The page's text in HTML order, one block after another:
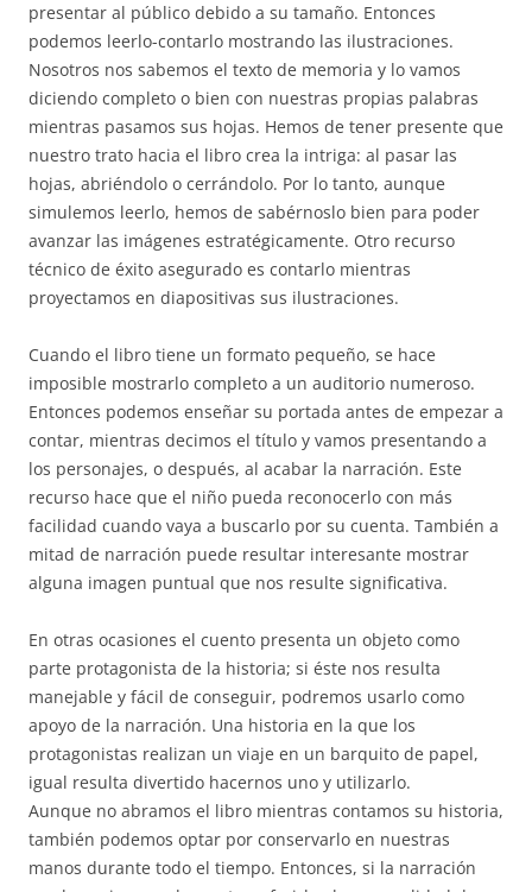
presentar al público debido a su tamaño. Entonces
podemos leerlo-contarlo mostrando las ilustraciones.
Nosotros nos sabemos el texto de memoria y lo vamos
diciendo completo o bien con nuestras propias palabras
mientras pasamos sus hojas. Hemos de tener presente que
nuestro trato hacia el libro crea la intriga: al pasar las
hojas, abriéndolo o cerrándolo. Por lo tanto, aunque
simulemos leerlo, hemos de sabérnoslo bien para poder
avanzar las imágenes estratégicamente. Otro recurso
técnico de éxito asegurado es contarlo mientras
proyectamos en diapositivas sus ilustraciones.
Cuando el libro tiene un formato pequeño, se hace
imposible mostrarlo completo a un auditorio numeroso.
Entonces podemos enseñar su portada antes de empezar a
contar, mientras decimos el título y vamos presentando a
los personajes, o después, al acabar la narración. Este
recurso hace que el niño pueda reconocerlo con más
facilidad cuando vaya a buscarlo por su cuenta. También a
mitad de narración puede resultar interesante mostrar
alguna imagen puntual que nos resulte significativa.
En otras ocasiones el cuento presenta un objeto como
parte protagonista de la historia; si éste nos resulta
manejable y fácil de conseguir, podremos usarlo como
apoyo de la narración. Una historia en la que los
protagonistas realizan un viaje en un barquito de papel,
igual resulta divertido hacernos uno y utilizarlo.
Aunque no abramos el libro mientras contamos su historia,
también podemos optar por conservarlo en nuestras
manos durante todo el tiempo. Entonces, si la narración